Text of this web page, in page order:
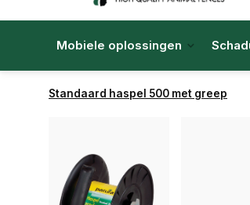
Mobiele oplossingen
Standaard haspel 500 met greep